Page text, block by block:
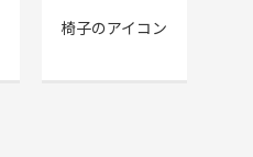
椅子のアイコン